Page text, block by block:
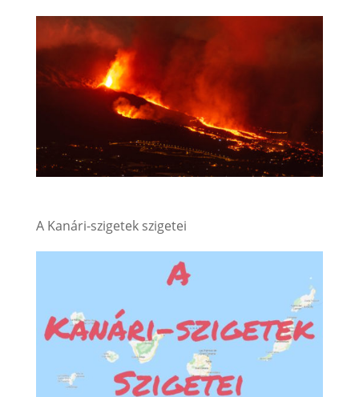
A Kanári-szigetek szigetei